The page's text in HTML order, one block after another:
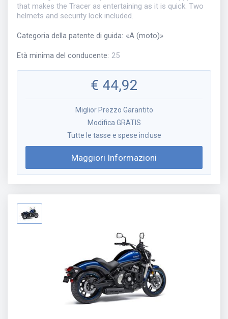
that makes the Tracer as entertaining as it is quick. Two
helmets and security lock included.
Categoria della patente di guida: «A (moto)»
Età minima del conducente: 25
€ 44,92
Miglior Prezzo Garantito
Modifica GRATIS
Tutte le tasse e spese incluse
Maggiori Informazioni